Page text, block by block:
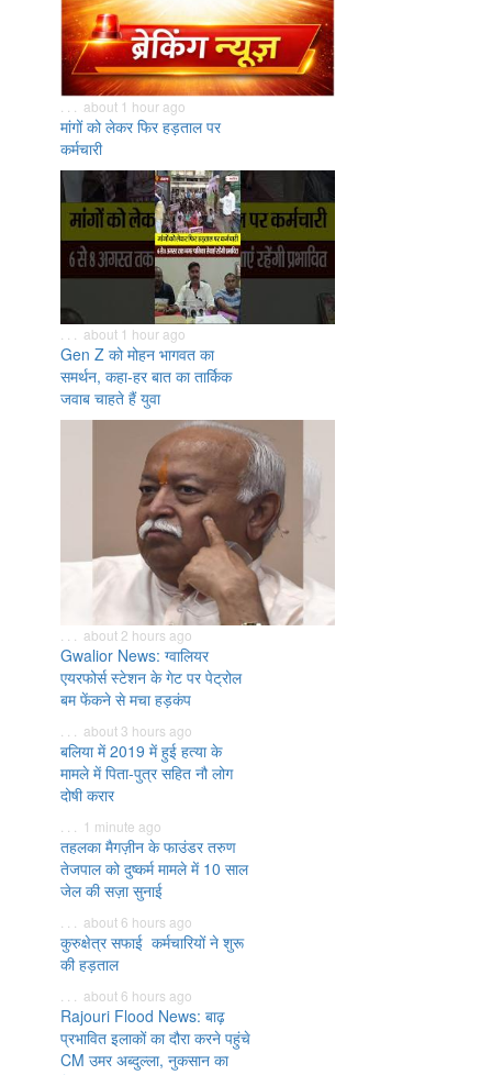
. . . about 1 hour ago
मांगों को लेकर फिर हड़ताल पर
कर्मचारी
. . . about 1 hour ago
Gen Z को मोहन भागवत का
समर्थन, कहा-हर बात का तार्किक
जवाब चाहते हैं युवा
. . . about 2 hours ago
Gwalior News: ग्वालियर
एयरफोर्स स्टेशन के गेट पर पेट्रोल
बम फेंकने से मचा हड़कंप
. . . about 3 hours ago
बलिया में 2019 में हुई हत्या के
मामले में पिता-पुत्र सहित नौ लोग
दोषी करार
. . . 1 minute ago
तहलका मैगज़ीन के फाउंडर तरुण
तेजपाल को दुष्कर्म मामले में 10 साल
जेल की सज़ा सुनाई
. . . about 6 hours ago
कुरुक्षेत्र सफाई कर्मचारियों ने शुरू
की हड़ताल
. . . about 6 hours ago
Rajouri Flood News: बाढ़
प्रभावित इलाकों का दौरा करने पहुंचे
CM उमर अब्दुल्ला, नुकसान का